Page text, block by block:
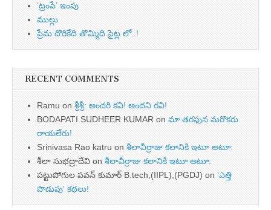
‘ట్రంపే’ ఇంపు
ముల్లు
ప్రేమ దొరికేది తొమ్మిది సైట్ల లో..!
RECENT COMMENTS
Ramu on శ్రీశ్రీ: అందరి కవి! అందని రవి!
BODAPATI SUDHEER KUMAR on మా తరఫున మరొకరు
రాయలేరు!
Srinivasa Rao katru on శీలావీర్రాజు కలానికి ఇటూ అటూ:
శీలా సుభద్రాదేవి on శీలావీర్రాజు కలానికి ఇటూ అటూ:
పట్టుపోగుల పవన్ కుమార్ B.tech,(IIPL),(PGDJ) on ‘ఎత్తి
పొడుపు’ కథలు!